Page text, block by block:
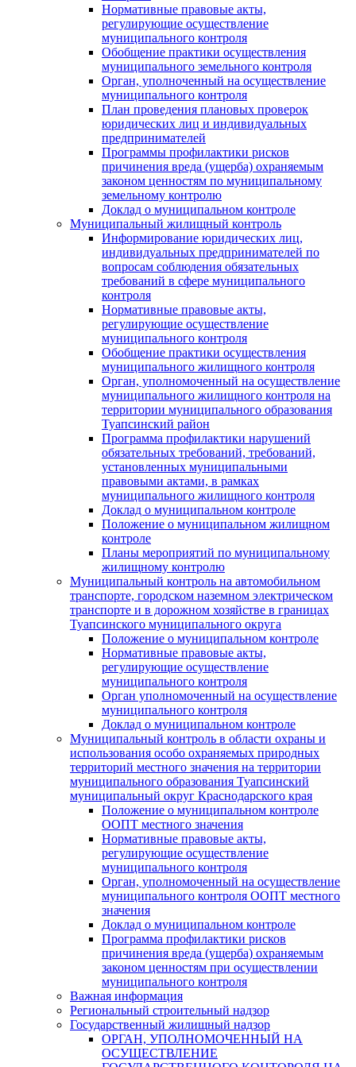
Нормативные правовые акты,
регулирующие осуществление
муниципального контроля
Обобщение практики осуществления
муниципального земельного контроля
Орган, уполноченный на осуществление
муниципального контроля
План проведения плановых проверок
юридических лиц и индивидуальных
предпринимателей
Программы профилактики рисков
причинения вреда (ущерба) охраняемым
законом ценностям по муниципальному
земельному контролю
Доклад о муниципальном контроле
Муниципальный жилищный контроль
Информирование юридических лиц,
индивидуальных предпринимателей по
вопросам соблюдения обязательных
требований в сфере муниципального
контроля
Нормативные правовые акты,
регулирующие осуществление
муниципального контроля
Обобщение практики осуществления
муниципального жилищного контроля
Орган, уполномоченный на осуществление
муниципального жилищного контроля на
территории муниципального образования
Туапсинский район
Программа профилактики нарушений
обязательных требований, требований,
установленных муниципальными
правовыми актами, в рамках
муниципального жилищного контроля
Доклад о муниципальном контроле
Положение о муниципальном жилищном
контроле
Планы мероприятий по муниципальному
жилищному контролю
Муниципальный контроль на автомобильном
транспорте, городском наземном электрическом
транспорте и в дорожном хозяйстве в границах
Туапсинского муниципального округа
Положение о муниципальном контроле
Нормативные правовые акты,
регулирующие осуществление
муниципального контроля
Орган уполномоченный на осуществление
муниципального контроля
Доклад о муниципальном контроле
Муниципальный контроль в области охраны и
использования особо охраняемых природных
территорий местного значения на территории
муниципального образования Туапсинский
муниципальный округ Краснодарского края
Положение о муниципальном контроле
ООПТ местного значения
Нормативные правовые акты,
регулирующие осуществление
муниципального контроля
Орган, уполномоченный на осуществление
муниципального контроля ООПТ местного
значения
Доклад о муниципальном контроле
Программа профилактики рисков
причинения вреда (ущерба) охраняемым
законом ценностям при осуществлении
муниципального контроля
Важная информация
Региональный строительный надзор
Государственный жилищный надзор
ОРГАН, УПОЛНОМОЧЕННЫЙ НА
ОСУЩЕСТВЛЕНИЕ